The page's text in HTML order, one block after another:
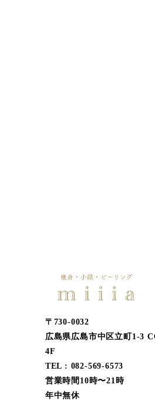
〒730-0032
広島県広島市中区立町1-3
4F
TEL : 082-569-6573
営業時間10時〜21時
年中無休